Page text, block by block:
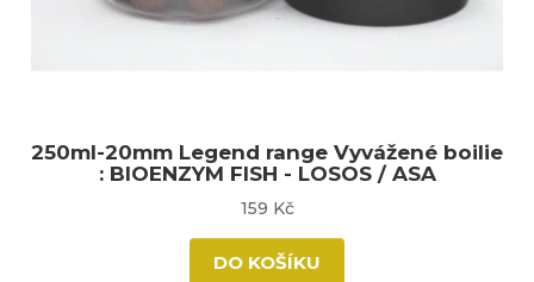
250ml-20mm Legend range Vyvážené boilie
: BIOENZYM FISH - LOSOS / ASA
159 Kč
DO KOŠÍKU